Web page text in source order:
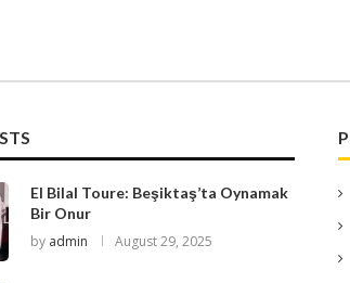
El Bilal Toure: Beşiktaş’ta Oynamak
Bir Onur
by admin August 29, 2025